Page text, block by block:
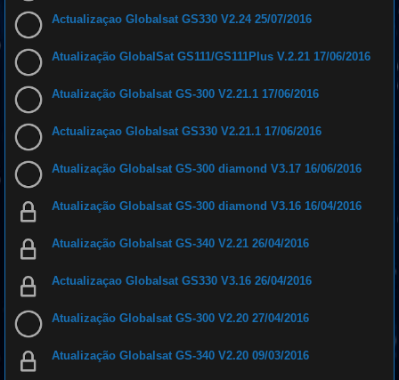
Actualizaçao Globalsat GS330 V2.24 25/07/2016
Atualização GlobalSat GS111/GS111Plus V.2.21 17/06/2016
Atualização Globalsat GS-300 V2.21.1 17/06/2016
Actualizaçao Globalsat GS330 V2.21.1 17/06/2016
Atualização Globalsat GS-300 diamond V3.17 16/06/2016
Atualização Globalsat GS-300 diamond V3.16 16/04/2016
Atualização Globalsat GS-340 V2.21 26/04/2016
Actualizaçao Globalsat GS330 V3.16 26/04/2016
Atualização Globalsat GS-300 V2.20 27/04/2016
Atualização Globalsat GS-340 V2.20 09/03/2016